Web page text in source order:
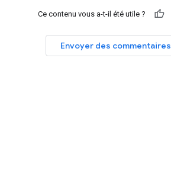
Ce contenu vous a-t-il été utile ?
Envoyer des commentaires